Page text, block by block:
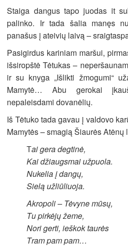
Staiga dangus tapo juodas it
palinko. Ir tada šalia manęs
panašus į ateivių laivą –
Pasigirdus kariniam maršui,
išsiropštė Tėtukas –
ir su knyga „Išlikti žmogumi“
Mamytė… Abu gerokai
nepaleisdami dovanėlių.
Iš Tėtuko tada gavau į valdovo
Mamytės – smagią Šiaurės Atėnų
Tai gera degtinė,
Kai džiaugsmai užpuola.
Nukelia į dangų,
Sielą užliūliuoja.
Akropoli – Tėvyne mūsų,
Tu pirkėjų žeme,
Nori gerti, ieškok taurės
Tram pam pam…